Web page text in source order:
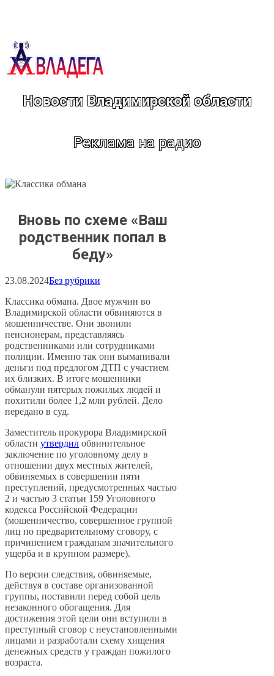
Новости Владимирской области
Реклама на радио
Вновь по схеме «Ваш
родственник попал в
беду»
23.08.2024Без рубрики
Классика обмана. Двое мужчин во
Владимирской области обвиняются в
мошенничестве. Они звонили
пенсионерам, представляясь
родственниками или сотрудниками
полиции. Именно так они выманивали
деньги под предлогом ДТП с участием
их близких. В итоге мошенники
обманули пятерых пожилых людей и
похитили более 1,2 млн рублей. Дело
передано в суд.
Заместитель прокурора Владимирской
области утвердил обвинительное
заключение по уголовному делу в
отношении двух местных жителей,
обвиняемых в совершении пяти
преступлений, предусмотренных частью
2 и частью 3 статьи 159 Уголовного
кодекса Российской Федерации
(мошенничество, совершенное группой
лиц по предварительному сговору, с
причинением гражданам значительного
ущерба и в крупном размере).
По версии следствия, обвиняемые,
действуя в составе организованной
группы, поставили перед собой цель
незаконного обогащения. Для
достижения этой цели они вступили в
преступный сговор с неустановленными
лицами и разработали схему хищения
денежных средств у граждан пожилого
возраста.